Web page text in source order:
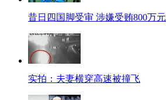
昔日四国脚受审 涉嫌受贿800万元
实拍：夫妻横穿高速被撞飞